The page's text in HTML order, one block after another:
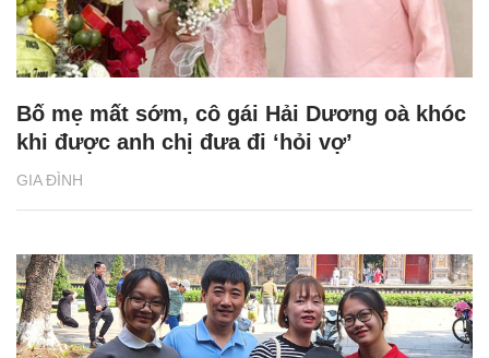
GIA ĐÌNH
Bố mẹ mất sớm, cô gái Hải Dương oà khóc
khi được anh chị đưa đi ‘hỏi vợ’